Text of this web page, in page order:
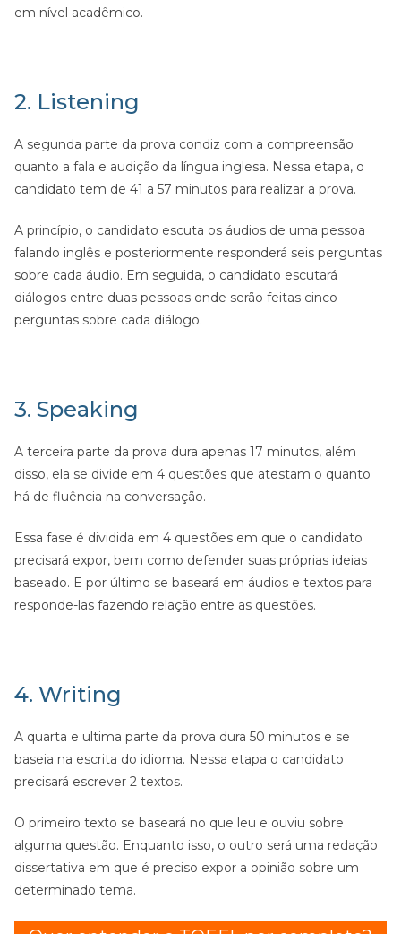
em nível acadêmico.
2. Listening
A segunda parte da prova condiz com a compreensão
quanto a fala e audição da língua inglesa. Nessa etapa, o
candidato tem de 41 a 57 minutos para realizar a prova.
A princípio, o candidato escuta os áudios de uma pessoa
falando inglês e posteriormente responderá seis perguntas
sobre cada áudio. Em seguida, o candidato escutará
diálogos entre duas pessoas onde serão feitas cinco
perguntas sobre cada diálogo.
3. Speaking
A terceira parte da prova dura apenas 17 minutos, além
disso, ela se divide em 4 questões que atestam o quanto
há de fluência na conversação.
Essa fase é dividida em 4 questões em que o candidato
precisará expor, bem como defender suas próprias ideias
baseado. E por último se baseará em áudios e textos para
responde-las fazendo relação entre as questões.
4. Writing
A quarta e ultima parte da prova dura 50 minutos e se
baseia na escrita do idioma. Nessa etapa o candidato
precisará escrever 2 textos.
O primeiro texto se baseará no que leu e ouviu sobre
alguma questão. Enquanto isso, o outro será uma redação
dissertativa em que é preciso expor a opinião sobre um
determinado tema.